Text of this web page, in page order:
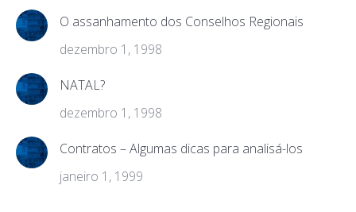
O assanhamento dos Conselhos Regionais
dezembro 1, 1998
NATAL?
dezembro 1, 1998
Contratos – Algumas dicas para analisá-los
janeiro 1, 1999